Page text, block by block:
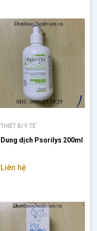
THIẾT BỊ Y TẾ
Dung dịch Psorilys 200ml
Liên hệ